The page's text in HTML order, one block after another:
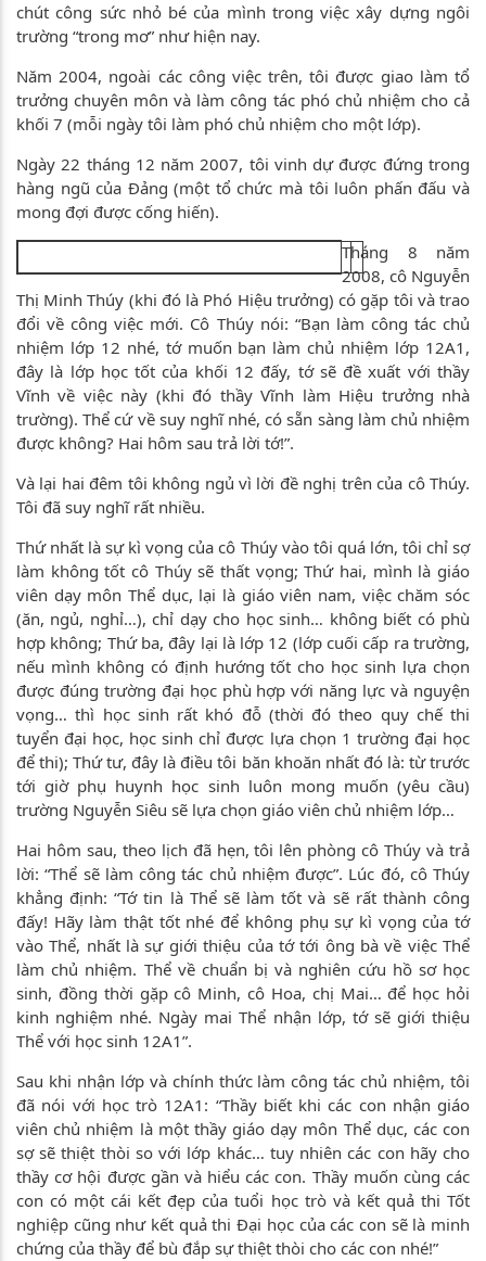
chút công sức nhỏ bé của mình trong việc xây dựng ngôi
trường “trong mơ” như hiện nay.
Năm 2004, ngoài các công việc trên, tôi được giao làm tổ
trưởng chuyên môn và làm công tác phó chủ nhiệm cho cả
khối 7 (mỗi ngày tôi làm phó chủ nhiệm cho một lớp).
Ngày 22 tháng 12 năm 2007, tôi vinh dự được đứng trong
hàng ngũ của Đảng (một tổ chức mà tôi luôn phấn đấu và
mong đợi được cống hiến).
Tháng 8 năm
2008, cô Nguyễn
Thị Minh Thúy (khi đó là Phó Hiệu trưởng) có gặp tôi và trao
đổi về công việc mới. Cô Thúy nói: “Bạn làm công tác chủ
nhiệm lớp 12 nhé, tớ muốn bạn làm chủ nhiệm lớp 12A1,
đây là lớp học tốt của khối 12 đấy, tớ sẽ đề xuất với thầy
Vĩnh về việc này (khi đó thầy Vĩnh làm Hiệu trưởng nhà
trường). Thể cứ về suy nghĩ nhé, có sẵn sàng làm chủ nhiệm
được không? Hai hôm sau trả lời tớ!”.
Và lại hai đêm tôi không ngủ vì lời đề nghị trên của cô Thúy.
Tôi đã suy nghĩ rất nhiều.
Thứ nhất là sự kì vọng của cô Thúy vào tôi quá lớn, tôi chỉ sợ
làm không tốt cô Thúy sẽ thất vọng; Thứ hai, mình là giáo
viên dạy môn Thể dục, lại là giáo viên nam, việc chăm sóc
(ăn, ngủ, nghỉ…), chỉ dạy cho học sinh… không biết có phù
hợp không; Thứ ba, đây lại là lớp 12 (lớp cuối cấp ra trường,
nếu mình không có định hướng tốt cho học sinh lựa chọn
được đúng trường đại học phù hợp với năng lực và nguyện
vọng… thì học sinh rất khó đỗ (thời đó theo quy chế thi
tuyển đại học, học sinh chỉ được lựa chọn 1 trường đại học
để thi); Thứ tư, đây là điều tôi băn khoăn nhất đó là: từ trước
tới giờ phụ huynh học sinh luôn mong muốn (yêu cầu)
trường Nguyễn Siêu sẽ lựa chọn giáo viên chủ nhiệm lớp…
Hai hôm sau, theo lịch đã hẹn, tôi lên phòng cô Thúy và trả
lời: “Thể sẽ làm công tác chủ nhiệm được”. Lúc đó, cô Thúy
khẳng định: “Tớ tin là Thể sẽ làm tốt và sẽ rất thành công
đấy! Hãy làm thật tốt nhé để không phụ sự kì vọng của tớ
vào Thể, nhất là sự giới thiệu của tớ tới ông bà về việc Thể
làm chủ nhiệm. Thể về chuẩn bị và nghiên cứu hồ sơ học
sinh, đồng thời gặp cô Minh, cô Hoa, chị Mai… để học hỏi
kinh nghiệm nhé. Ngày mai Thể nhận lớp, tớ sẽ giới thiệu
Thể với học sinh 12A1”.
Sau khi nhận lớp và chính thức làm công tác chủ nhiệm, tôi
đã nói với học trò 12A1: “Thầy biết khi các con nhận giáo
viên chủ nhiệm là một thầy giáo dạy môn Thể dục, các con
sợ sẽ thiệt thòi so với lớp khác… tuy nhiên các con hãy cho
thầy cơ hội được gần và hiểu các con. Thầy muốn cùng các
con có một cái kết đẹp của tuổi học trò và kết quả thi Tốt
nghiệp cũng như kết quả thi Đại học của các con sẽ là minh
chứng của thầy để bù đắp sự thiệt thòi cho các con nhé!”